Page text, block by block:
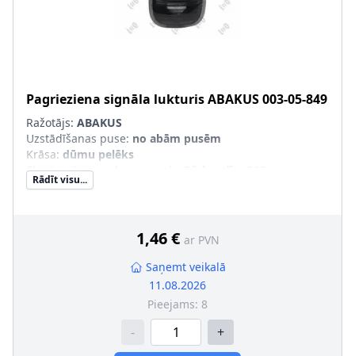
Pagrieziena signāla lukturisABAKUS003-05-849
Ražotājs: ABAKUS
Uzstādīšanas puse: no abām pusēm
Krāsa: dūmu pelēks
Ekspluatācijas atļaujas veids
Papildus artikuls/Papildus informācija
Rādīt visu...
1,46 € ar PVN
Saņemt veikalā
11.08.2026
Pieejams: 8
- +